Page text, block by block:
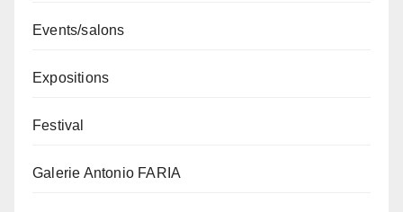
Events/salons
Expositions
Festival
Galerie Antonio FARIA